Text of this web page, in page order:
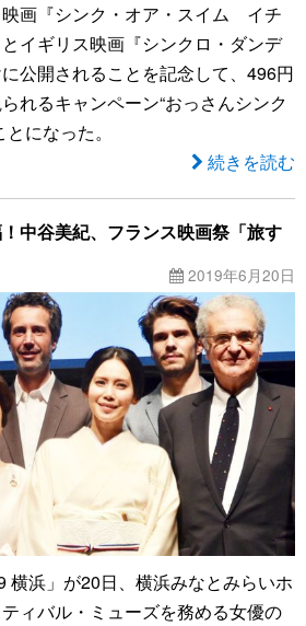
画『シンク・オア・スイム イチ
イギリス映画『シンクロ・ダンデ
公開されることを記念して、496円
れるキャンペーン“おっさんシンク
になった。
続きを読む
中谷美紀、フランス映画祭「旅す
2019年6月20日
横浜」が20日、横浜みなとみらいホ
ィバル・ミューズを務める女優の